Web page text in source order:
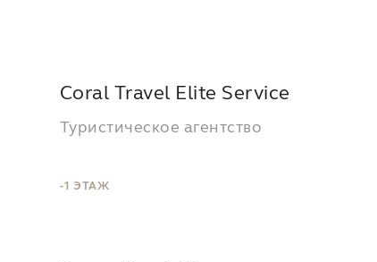
Coral Travel Elite Service
Туристическое агентство
-1 ЭТАЖ